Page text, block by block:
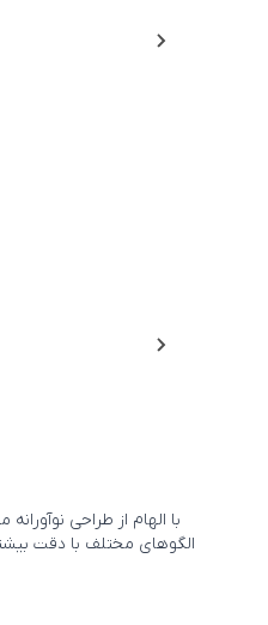
با الهام از طراحی